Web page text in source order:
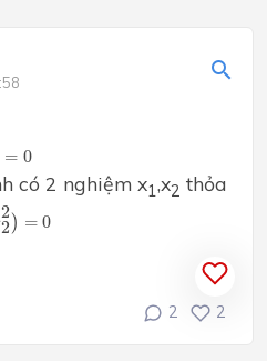
= 0
có 2 nghiệm x1 ,x2 thỏa
2
2) = 0
x2
2 2